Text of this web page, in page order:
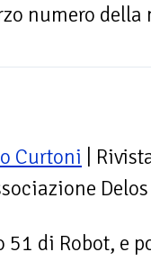
numero della
Curtoni |
Delos
51 di Robot, e